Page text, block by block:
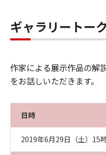
ギャラリートー
作家による展示作品の解
をお話しいただきます。
日時
2019年6月29日（土）15